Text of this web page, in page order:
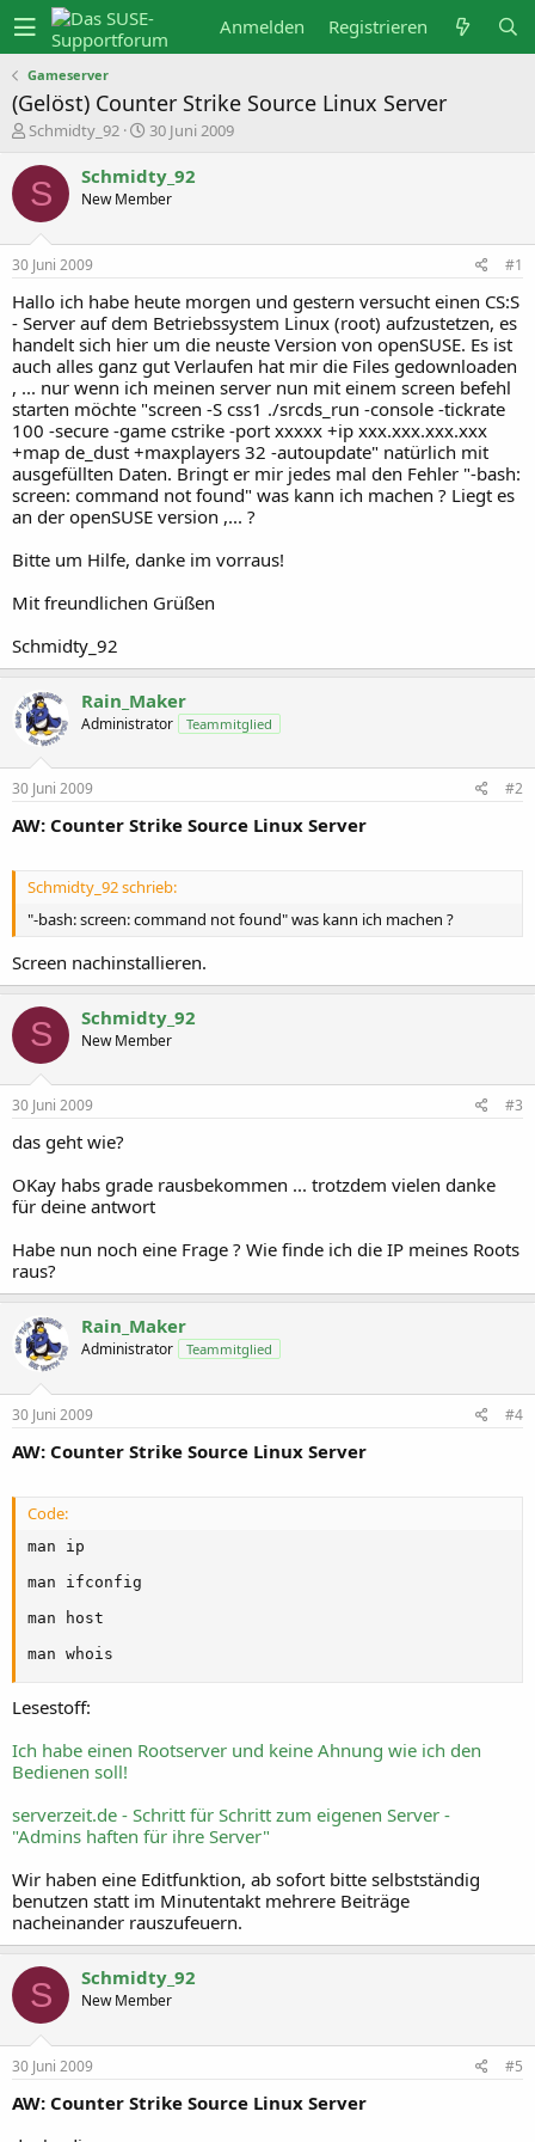
Anmelden Registrieren
Gameserver
(Gelöst) Counter Strike Source Linux Server
E
s
t
e
l
e
r
Schmidty_92
E
t
e
30 Juni 2009
S Schmidty_92
New Member
30 Juni 2009 #1
Hallo ich habe heute morgen und gestern versucht einen CS:S
- Server auf dem Betriebssystem Linux (root) aufzustetzen, es
handelt sich hier um die neuste Version von openSUSE. Es ist
auch alles ganz gut Verlaufen hat mir die Files gedownloaden
, ... nur wenn ich meinen server nun mit einem screen befehl
starten möchte "screen -S css1 ./srcds_run -console -tickrate
100 -secure -game cstrike -port xxxxx +ip xxx.xxx.xxx.xxx
+map de_dust +maxplayers 32 -autoupdate" natürlich mit
ausgefüllten Daten. Bringt er mir jedes mal den Fehler "-bash:
screen: command not found" was kann ich machen ? Liegt es
an der openSUSE version ,... ?
Bitte um Hilfe, danke im vorraus!
Mit freundlichen Grüßen
Schmidty_92
Rain_Maker
Administrator Teammitglied
30 Juni 2009 #2
AW: Counter Strike Source Linux Server
Schmidty_92 schrieb:
"-bash: screen: command not found" was kann ich machen ?
Screen nachinstallieren.
S Schmidty_92
New Member
30 Juni 2009 #3
das geht wie?
OKay habs grade rausbekommen ... trotzdem vielen danke
für deine antwort
Habe nun noch eine Frage ? Wie finde ich die IP meines Roots
raus?
Rain_Maker
Administrator Teammitglied
30 Juni 2009 #4
AW: Counter Strike Source Linux Server
Code:
man ip
man ifconfig
man host
man whois
Lesestoff:
Ich habe einen Rootserver und keine Ahnung wie ich den
Bedienen soll!
serverzeit.de - Schritt für Schritt zum eigenen Server -
"Admins haften für ihre Server"
Wir haben eine Editfunktion, ab sofort bitte selbstständig
benutzen statt im Minutentakt mehrere Beiträge
nacheinander rauszufeuern.
S Schmidty_92
New Member
30 Juni 2009 #5
AW: Counter Strike Source Linux Server